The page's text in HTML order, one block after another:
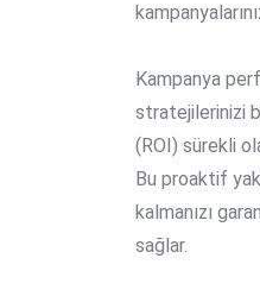
Kampanya
stratejilerinizi
(ROI) sürekli
Bu proaktif
kalmanızı
sağlar.